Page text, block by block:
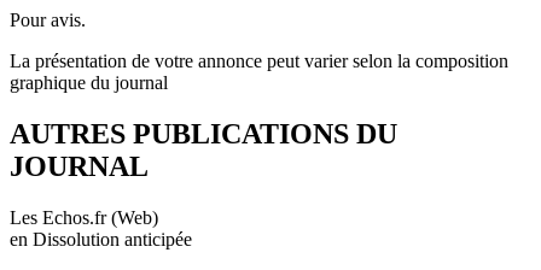
Pour avis.
La présentation de votre annonce peut varier selon la composition
graphique du journal
AUTRES PUBLICATIONS DU
JOURNAL
Les Echos.fr (Web)
en Dissolution anticipée